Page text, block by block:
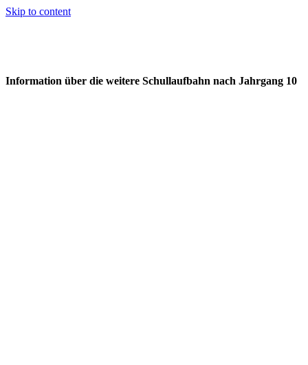
Skip to content
Information über die weitere Schullaufbahn nach Jahrgang 10